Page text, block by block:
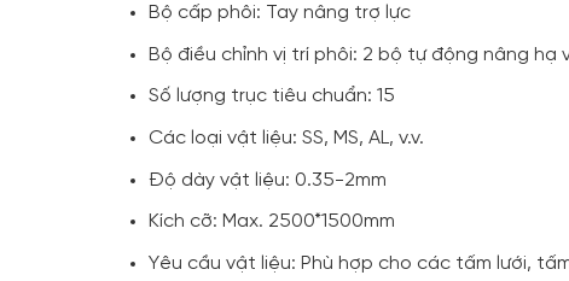
Bộ cấp phôi: Tay nâng trợ lực
Bộ điều chỉnh vị trí phôi: 2 bộ tự động nâng hạ
Số lượng trục tiêu chuẩn: 15
Các loại vật liệu: SS, MS, AL, v.v.
Độ dày vật liệu: 0.35-2mm
Kích cỡ: Max. 2500*1500mm
Yêu cầu vật liệu: Phù hợp cho các tấm lưới,